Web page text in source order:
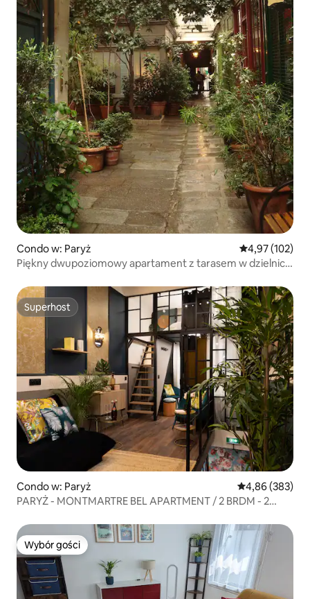
Condo w: Paryż Średnia
4,97 (102)
Piękny dwupoziomowy apartament z tarasem w dzielnicy
Superhost
Superhost
Condo w: Paryż Średnia
4,86 (383)
PARYŻ - MONTMARTRE BEL APARTMENT / 2 BRDM - 2
Wybór gości
Wybór gości